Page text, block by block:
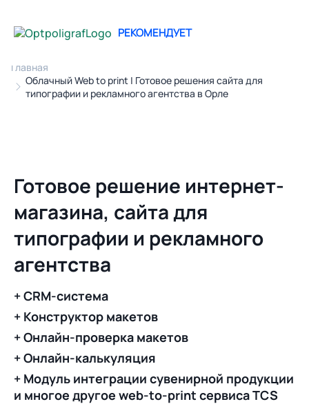
Главная
Облачный Web to print | Готовое решения сайта для
типографии и рекламного агентства в Орле
РЕКОМЕНДУЕТ
Готовое решение интернет-
магазина, сайта для
типографии и рекламного
агентства
+ CRM-система
+ Конструктор макетов
+ Онлайн-проверка макетов
+ Онлайн-калькуляция
+ Модуль интеграции сувенирной продукции
и многое другое web-to-print сервиса TCS